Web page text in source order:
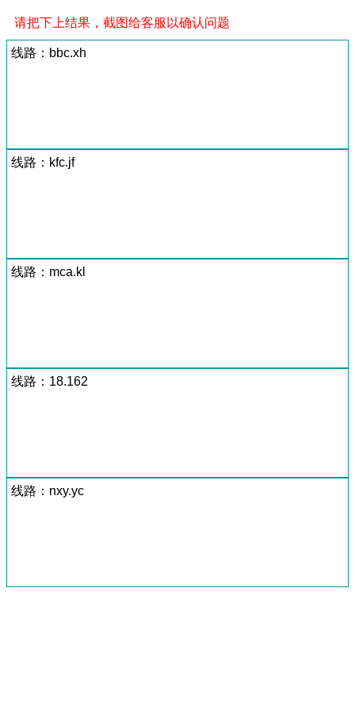
请把下上结果，截图给客服以确认问题
线路：bbc.xh
线路：kfc.jf
线路：mca.kl
线路：18.162
线路：nxy.yc